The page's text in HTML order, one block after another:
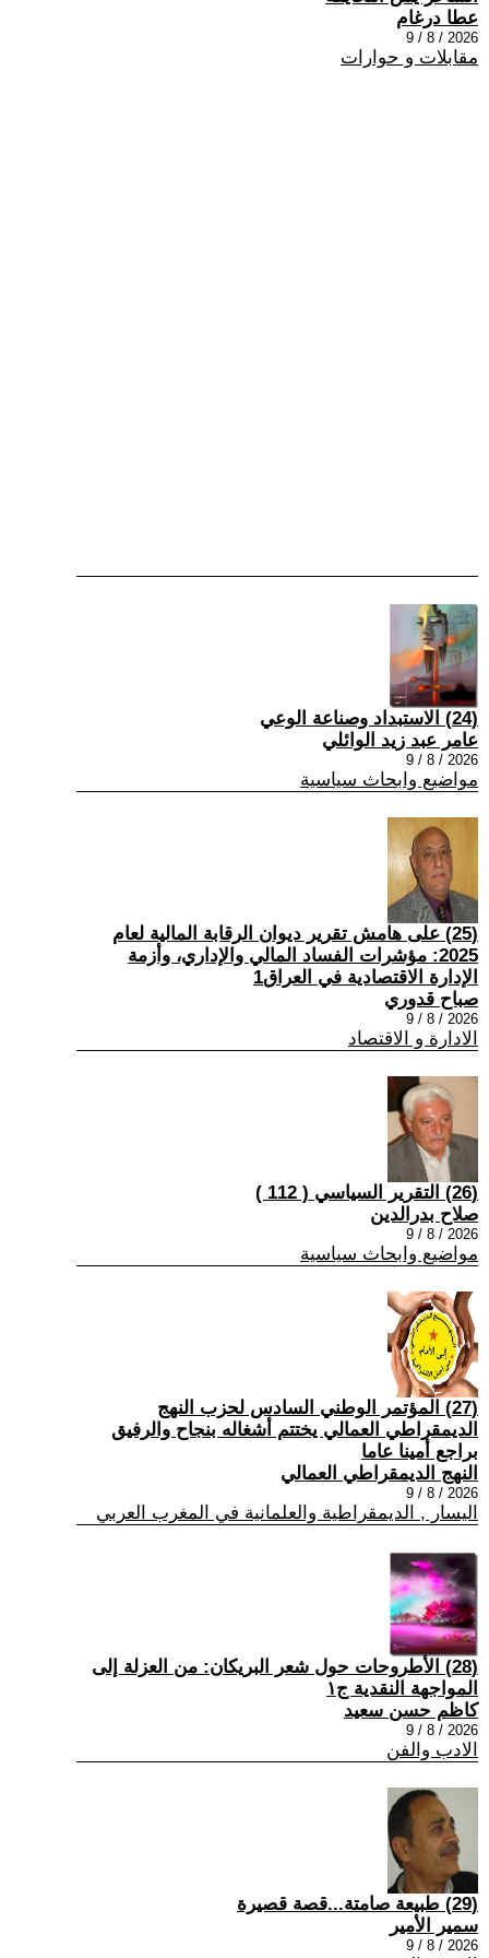
عطا درغام
2026 / 8 / 9
مقابلات و حوارات
(24) الاستبداد وصناعة الوعي
عامر عبد زيد الوائلي
2026 / 8 / 9
مواضيع وابحاث سياسية
(25) على هامش تقرير ديوان الرقابة المالية لعام
2025: مؤشرات الفساد المالي والإداري، وأزمة
الإدارة الاقتصادية في العراق1
صباح قدوري
2026 / 8 / 9
الادارة و الاقتصاد
(26) التقرير السياسي ( 112 )
صلاح بدرالدين
2026 / 8 / 9
مواضيع وابحاث سياسية
(27) المؤتمر الوطني السادس لحزب النهج
الديمقراطي العمالي يختتم أشغاله بنجاح والرفيق
براجع أمينا عاما
النهج الديمقراطي العمالي
2026 / 8 / 9
اليسار , الديمقراطية والعلمانية في المغرب العربي
(28) الأطروحات حول شعر البريكان: من العزلة إلى
المواجهة النقدية ج١
كاظم حسن سعيد
2026 / 8 / 9
الادب والفن
(29) طبيعة صامتة...قصة قصيرة
سمير الأمير
2026 / 8 / 9